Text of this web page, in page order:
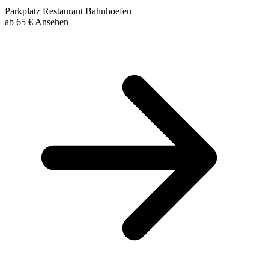
Parkplatz Restaurant Bahnhoefen
ab 65 € Ansehen